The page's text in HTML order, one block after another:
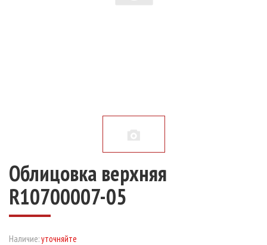
Облицовка верхняя
R10700007-05
Наличие:уточняйте